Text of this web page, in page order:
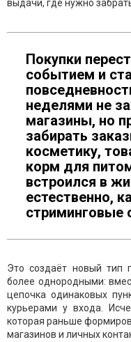
выдачи, где нужно
Покупки
событием и
неделями не
магазины, но
забирать
косметику,
корм для
встроился в
естественно,
стриминговые
Это создаёт новый тип
более однородными:
цепочка одинаковых
курьерами у входа.
которая раньше
магазинов и личных